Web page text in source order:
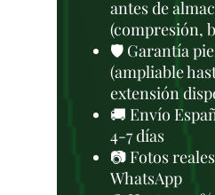
antes de
(compresión,
🛡️ Garantía
(ampliable
extensión
🚚 Envío
4-7 días
📷 Fotos
WhatsApp